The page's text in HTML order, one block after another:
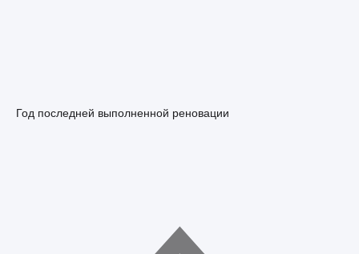
Год последней выполненной реновации